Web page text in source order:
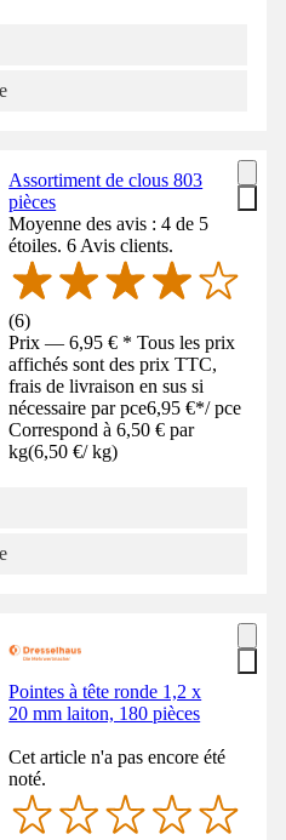
Assortiment de clous 803
pièces
Moyenne des avis : 4 de 5
étoiles. 6 Avis clients.
(6)
Prix — 6,95 € * Tous les prix
affichés sont des prix TTC,
frais de livraison en sus si
nécessaire par pce6,95 €*/ pce
Correspond à 6,50 € par
kg(6,50 €/ kg)
Pointes à tête ronde 1,2 x
20 mm laiton, 180 pièces
Cet article n'a pas encore été
noté.